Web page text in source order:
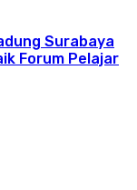
Surabaya
Forum Pelajar